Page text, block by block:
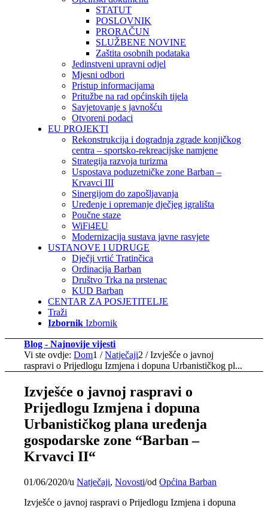
STATUT
POSLOVNIK
PRORAČUN
SLUŽBENE NOVINE
Zaštita osobnih podataka
Jedinstveni upravni odjel
Mjesni odbori
Pristup informacijama
Pritužbe na rad općinskih tijela
Savjetovanje s javnošću
Otvoreni podaci
EU PROJEKTI
Rekonstrukcija i dogradnja zgrade konjičkog
centra – sportsko-rekreacijske namjene
Strategija razvoja turizma
Uspostava poduzetničke zone Barban –
Krvavci III
Sinergijom do zapošljavanja
Uređenje i opremanje dječjeg igrališta
Poučne staze
WiFi4EU
Modernizacija sustava javne rasvjete
USTANOVE I UDRUGE
Dječji vrtić Tratinčica
Ordinacija Barban
Društvo Trka na prstenac
KUD Barban
CENTAR ZA POSJETITELJE
Traži
Izbornik Izbornik
Blog - Najnovije vijesti
Vi ste ovdje: Dom1 / Natječaji2 / Izvješće o javnoj
raspravi o Prijedlogu Izmjena i dopuna Urbanističkog pl...
Izvješće o javnoj raspravi o
Prijedlogu Izmjena i dopuna
Urbanističkog plana uređenja
gospodarske zone “Barban –
Krvavci II“
01/06/2020/uNatječaji,Novosti/odOpćina Barban
Izvješće o javnoj raspravi o Prijedlogu Izmjena i dopuna